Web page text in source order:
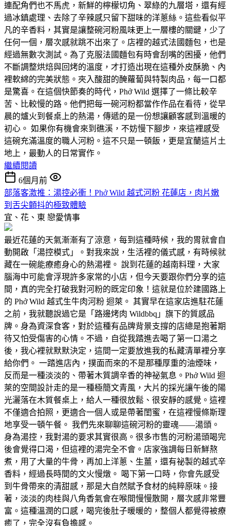
連配角們也不馬虎，新鮮的檸檬切角、翠綠的九層塔，還有經
過冰鎮處理、去除了辛辣感只留下甜味的洋蔥絲。這些看似平
凡的辛香料，其實是讓整碗河粉風味更上一層樓的關鍵，少了
任何一個，層次感就跳不出來了。店裡的越式法國麵包，也是
經過無數次測試。為了克服法國麵包有時會刮嘴的困擾，他們
不斷調整烘焙與回烤的溫度，才打造出現在這種外皮酥脆、內
裡軟綿的完美狀態。夾入酸甜的醃蘿蔔與特製肉品，每一口都
是驚喜。在這個快節奏的時代，Phở Wild 選擇了一條比較辛
苦、比較慢的路。他們把每一碗河粉都當作作品在看待，從早
晨的爐火到餐桌上的熱湯，傳遞的是一份想讓顧客感到溫暖的
初心。 如果你有機會來到礁溪，不妨慢下腳步，來這裡感受
這碗充滿溫度的職人河粉。這不只是一頓飯，更是宜蘭這片土
地上，最動人的日常實作。
繼續閱讀
6個月前
部落客激推：湯控必衝！Phở Wild 越式河粉 花蓮店，肉片嫩
到舌尖顫抖的極致體驗
宜、花、東 戀愛情事
最近花蓮的天氣漸漸有了涼意，每到這種時候，我的胃就會自
動開啟「湯控模式」。對我來說，生活裡的儀式感，有時候就
藏在一碗能療癒身心的熱湯裡。 說到花蓮的越南料理，大家
腦海中可能會浮現許多家常的小店，但今天要跟你們分享的這
間，真的完全打破我對河粉的既定印象！這就是位於建國路上
的 Phở Wild 越式生牛肉河粉 迴萊。 其實早在這家店進駐花蓮
之前，我就聽說過它是「路邊烤肉 Wildbbq」旗下的質感品
牌。身為資深食客，對於這種有品牌背景支撐的店總是抱著期
待又怕受傷害的心情。不過，自從我踏進去喝了第一口湯之
後，我心裡就默默決定，這間一定要放進我的私藏清單裡分享
給你們。 一踏進店內，撲面而來的不是那種厚重的油煙味，
反而是一種淡淡的、帶著木質調辛香的神祕氣息。Phở Wild 迴
萊的空間設計走的是一種極簡文青風，大片的採光讓午後的陽
光灑落在木質餐桌上，給人一種很放鬆、很安靜的感覺。這裡
不僅適合拍照，更適合一個人或是帶著閨蜜，在這裡慢條斯理
地享受一頓午餐。 我們先來聊聊這碗河粉的靈魂——湯頭。
身為湯控，我對湯的要求其實很高。很多市售的河粉湯頭喝完
後會覺得口渴，但這裡的湯完全不會。店家強調每日新鮮熬
煮，用了大量的牛骨，再加上洋蔥、生薑，還有祕製的越式辛
香料，經過長時間的文火慢燉。 喝下第一口時，你會先感受
到牛骨帶來的清甜感，那是大自然賦予食材的純粹原味。接
著，淡淡的肉桂與八角香氣會在喉間慢慢散開，層次感非常豐
富。這種溫潤的口感，喝完後肚子暖暖的，整個人都覺得被療
癒了，完全沒有負擔感。